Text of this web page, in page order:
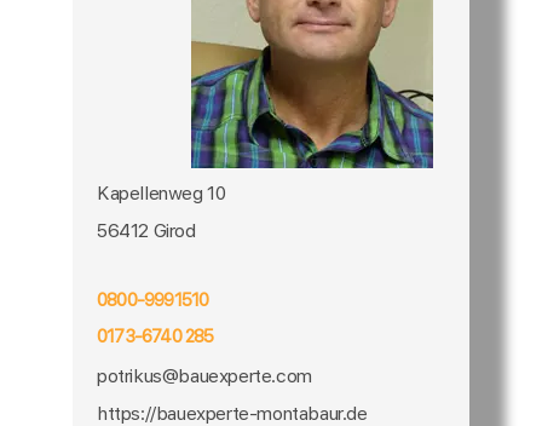
Kapellenweg 10
56412 Girod
0800-9991510
0173-6740 285
potrikus@bauexperte.com
https://bauexperte-montabaur.de